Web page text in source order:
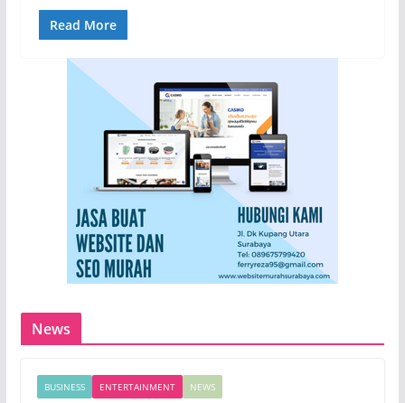
Read More
News
BUSINESS ENTERTAINMENT NEWS